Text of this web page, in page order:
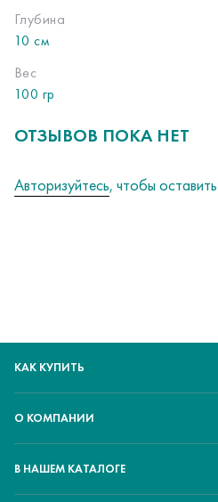
Глубина
10 см
Вес
100 гр
ОТЗЫВОВ ПОКА НЕТ
Авторизуйтесь, чтобы
КАК КУПИТЬ
О КОМПАНИИ
В НАШЕМ КАТАЛОГЕ